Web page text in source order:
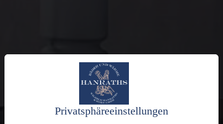
Privatsphäre­einstellungen